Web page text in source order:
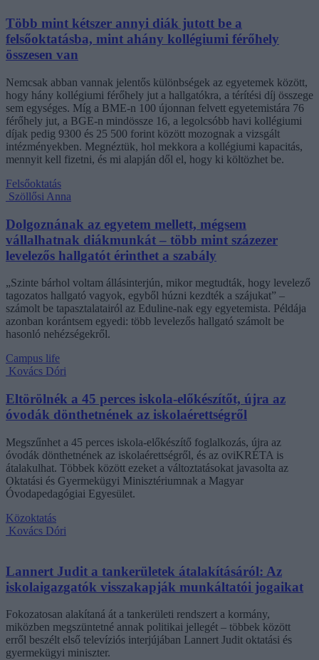
Több mint kétszer annyi diák jutott be a
felsőoktatásba, mint ahány kollégiumi férőhely
összesen van
Nemcsak abban vannak jelentős különbségek az egyetemek között,
hogy hány kollégiumi férőhely jut a hallgatókra, a térítési díj összege
sem egységes. Míg a BME-n 100 újonnan felvett egyetemistára 76
férőhely jut, a BGE-n mindössze 16, a legolcsóbb havi kollégiumi
díjak pedig 9300 és 25 500 forint között mozognak a vizsgált
intézményekben. Megnéztük, hol mekkora a kollégiumi kapacitás,
mennyit kell fizetni, és mi alapján dől el, hogy ki költözhet be.
Felsőoktatás
Szöllősi Anna
Dolgoznának az egyetem mellett, mégsem
vállalhatnak diákmunkát – több mint százezer
levelezős hallgatót érinthet a szabály
„Szinte bárhol voltam állásinterjún, mikor megtudták, hogy levelező
tagozatos hallgató vagyok, egyből húzni kezdték a szájukat” –
számolt be tapasztalatairól az Eduline-nak egy egyetemista. Példája
azonban korántsem egyedi: több levelezős hallgató számolt be
hasonló nehézségekről.
Campus life
Kovács Dóri
Eltörölnék a 45 perces iskola-előkészítőt, újra az
óvodák dönthetnének az iskolaérettségről
Megszűnhet a 45 perces iskola-előkészítő foglalkozás, újra az
óvodák dönthetnének az iskolaérettségről, és az oviKRÉTA is
átalakulhat. Többek között ezeket a változtatásokat javasolta az
Oktatási és Gyermekügyi Minisztériumnak a Magyar
Óvodapedagógiai Egyesület.
Közoktatás
Kovács Dóri
Lannert Judit a tankerületek átalakításáról: Az
iskolaigazgatók visszakapják munkáltatói jogaikat
Fokozatosan alakítaná át a tankerületi rendszert a kormány,
miközben megszüntetné annak politikai jellegét – többek között
erről beszélt első televíziós interjújában Lannert Judit oktatási és
gyermekügyi miniszter.